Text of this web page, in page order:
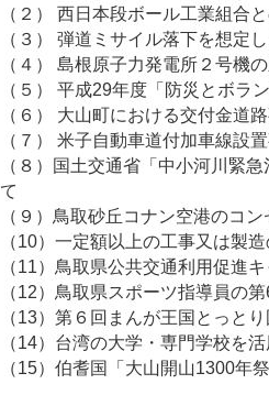
（２） 西日本段ボール工業組合
（３） 弾道ミサイル落下を想定
（４） 島根原子力発電所２号機
（５） 平成29年度「防災とボ
（６） 大山町における交付金道
（７） 米子自動車道付加車線
（８）国土交通省「中小河川緊
（９）鳥取砂丘コナン空港のコ
（10）一定額以上の工事又は製
（11）鳥取県公共交通利用促進
（12）鳥取県スポーツ指導員の
（13）第６回まんが王国と
（14）台湾の大学・専門学校を
（15）伯耆国「大山開山1300年